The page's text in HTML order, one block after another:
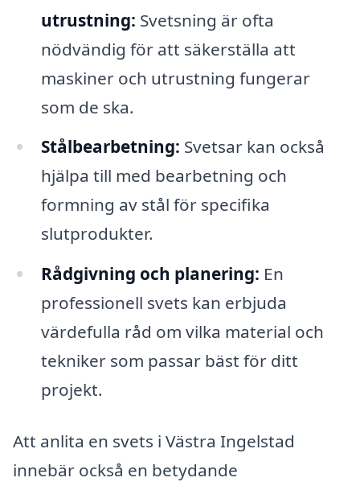
utrustning: Svetsning är ofta
nödvändig för att säkerställa att
maskiner och utrustning fungerar
som de ska.
Stålbearbetning: Svetsar kan också
hjälpa till med bearbetning och
formning av stål för specifika
slutprodukter.
Rådgivning och planering: En
professionell svets kan erbjuda
värdefulla råd om vilka material och
tekniker som passar bäst för ditt
projekt.
Att anlita en svets i Västra Ingelstad
innebär också en betydande